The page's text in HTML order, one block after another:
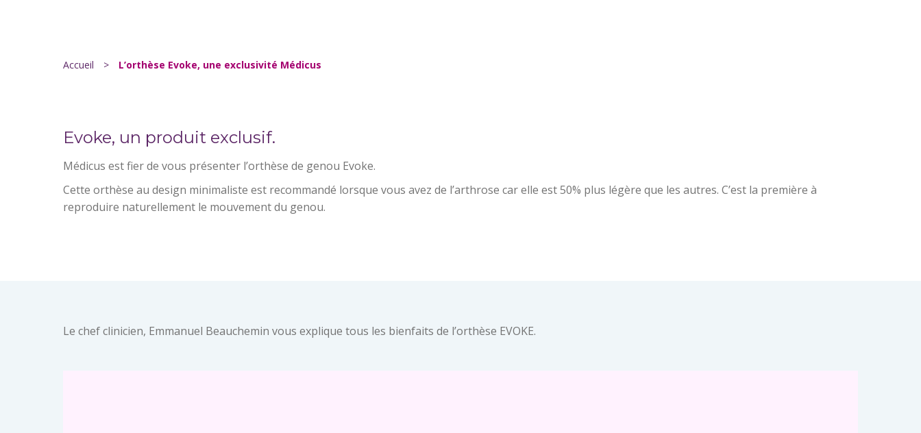
Accueil > L’orthèse Evoke, une exclusivité Médicus
Evoke, un produit exclusif.
Médicus est fier de vous présenter l’orthèse de genou Evoke.
Cette orthèse au design minimaliste est recommandé lorsque vous avez de l’arthrose car elle est 50% plus légère que les autres. C’est la première à
reproduire naturellement le mouvement du genou.
Le chef clinicien, Emmanuel Beauchemin vous explique tous les bienfaits de l’orthèse EVOKE.